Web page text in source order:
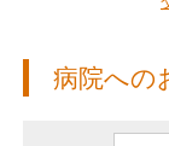
病院への